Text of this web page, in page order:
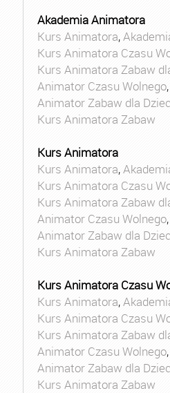
Akademia Animatora
Kurs Animatora,
Kurs Animatora Czasu
Kurs Animatora Zabaw
Animator Czasu Wolnego,
Animator Zabaw dla
Kurs Animatora Zabaw
Kurs Animatora
Kurs Animatora,
Kurs Animatora Czasu
Kurs Animatora Zabaw
Animator Czasu Wolnego,
Animator Zabaw dla
Kurs Animatora Zabaw
Kurs Animatora Czasu
Kurs Animatora,
Kurs Animatora Czasu
Kurs Animatora Zabaw
Animator Czasu Wolnego,
Animator Zabaw dla
Kurs Animatora Zabaw